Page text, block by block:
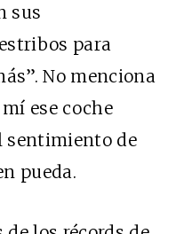
sus
para
No menciona
ese coche
sentimiento de
pueda.